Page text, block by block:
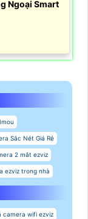
Ngoại Smart
Sắc Nét Giá Rẻ
2 mắt ezviz
ezviz trong nhà
camera wifi ezviz